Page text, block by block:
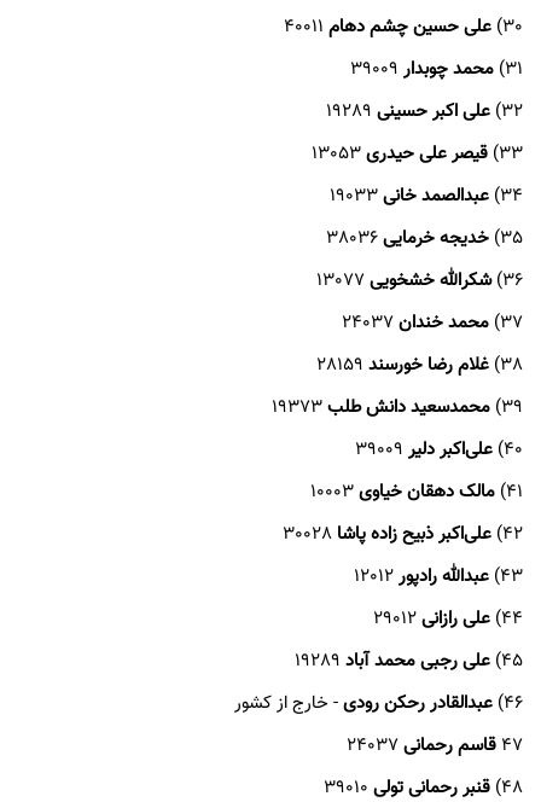
30) علی حسین چشم دهام
31) محمد چوبدار
32) علی اکبر حسینی
33) قیصر علی حیدری
34) عبدالصمد خانی
35) خدیجه خرمایی
36) شکرالله خشخویی
37) محمد خندان
38) غلام رضا خورسند
39) محمدسعید دانش طلب
40) علی‌اکبر دلیر
41) مالک دهقان خیاوی
42) علی‌اکبر ذبیح زاده پاشا
43) عبدالله رادپور
44) علی رازانی
45) علی رجبی محمد آباد
46) عبدالقادر رحکن رودی- خارج از کشور
47 قاسم رحمانی
48) قنبر رحمانی تولی